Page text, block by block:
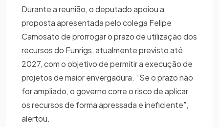
Durante a reunião, o deputado apoiou a
proposta apresentada pelo colega Felipe
Camosato de prorrogar o prazo de utilização dos
recursos do Funrigs, atualmente previsto até
2027, com o objetivo de permitir a execução de
projetos de maior envergadura. “Se o prazo não
for ampliado, o governo corre o risco de aplicar
os recursos de forma apressada e ineficiente”,
alertou.